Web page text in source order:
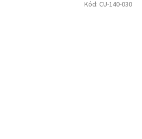
Kód: CU-140-030